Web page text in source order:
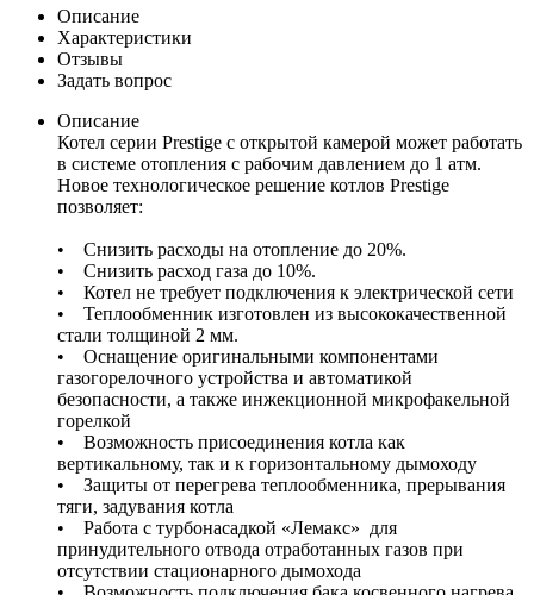
Описание
Характеристики
Отзывы
Задать вопрос
Описание
Котел серии Prestige с открытой камерой может работать
в системе отопления с рабочим давлением до 1 атм.
Новое технологическое решение котлов Prestige
позволяет:
• Снизить расходы на отопление до 20%.
• Снизить расход газа до 10%.
• Котел не требует подключения к электрической сети
• Теплообменник изготовлен из высококачественной
стали толщиной 2 мм.
• Оснащение оригинальными компонентами
газогорелочного устройства и автоматикой
безопасности, а также инжекционной микрофакельной
горелкой
• Возможность присоединения котла как
вертикальному, так и к горизонтальному дымоходу
• Защиты от перегрева теплообменника, прерывания
тяги, задувания котла
• Работа с турбонасадкой «Лемакс» для
принудительного отвода отработанных газов при
отсутствии стационарного дымохода